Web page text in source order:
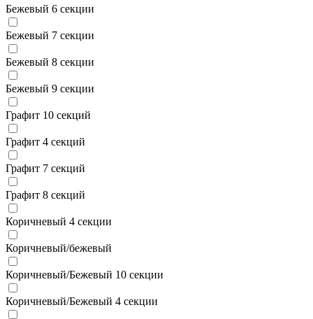
Бежевый 6 секции
Бежевый 7 секции
Бежевый 8 секции
Бежевый 9 секции
Графит 10 секций
Графит 4 секций
Графит 7 секций
Графит 8 секций
Коричневый 4 секции
Коричневый/бежевый
Коричневый/Бежевый 10 секции
Коричневый/Бежевый 4 секции